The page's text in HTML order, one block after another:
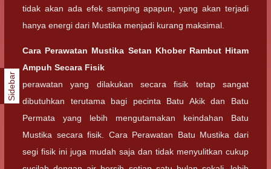
tidak akan ada efek samping apapun, yang akan terjadi
hanya energi dari Mustika menjadi kurang maksimal.
Cara Perawatan Mustika Setan Khober Rambut Hitam
Ampuh Secara Fisik
perawatan yang dilakukan secara fisik tetap sangat
dibutuhkan terutama bagi pecinta Batu Akik dan Batu
Permata yang lebih mengutamakan keindahan Batu
Mustika secara fisik. Cara Perawatan Batu Mustika dari
segi fisik ini juga mudah saja dan tidak menyulitkan cukup
Sidebar